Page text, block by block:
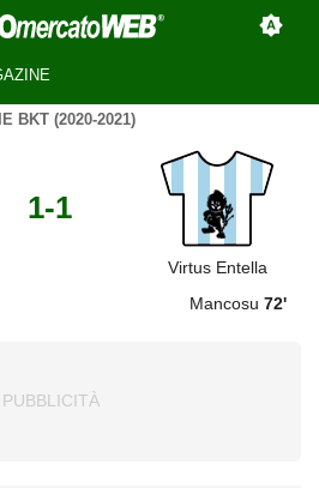
BKT (2020-2021)
1-1
Virtus Entella
Mancosu 72'